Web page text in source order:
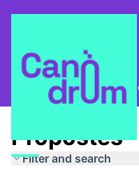
Pla Estratègic
Propostes
Filter and search